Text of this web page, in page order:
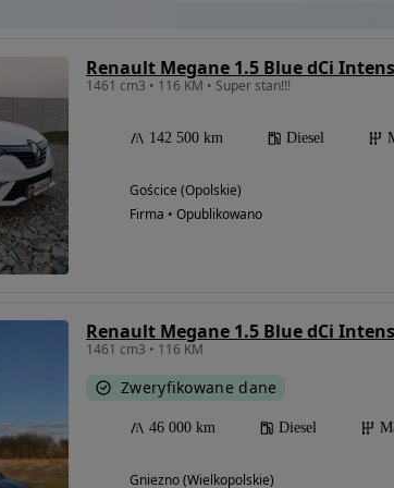
Renault Megane 1.5 Blue dCi Intens
1461 cm3 • 116 KM • Super stan!!!
142 500 km Diesel
Gościce (Opolskie)
Firma • Opublikowano
Renault Megane 1.5 Blue dCi Intens
1461 cm3 • 116 KM
Zweryfikowane dane
46 000 km Diesel
Gniezno (Wielkopolskie)